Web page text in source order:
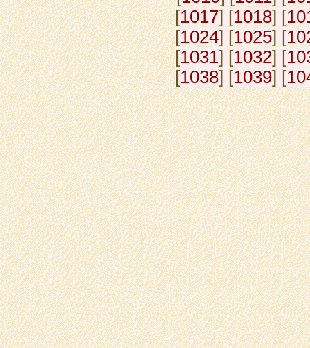
[1017] [1018] [
[1024] [1025] [
[1031] [1032] [
[1038] [1039] [